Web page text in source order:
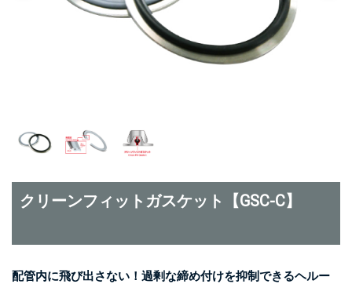
クリーンフィットガスケット【GSC-C】
配管内に飛び出さない！過剰な締め付けを抑制できるヘルー